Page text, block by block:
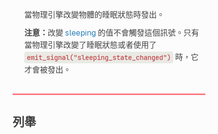
當物理引擎改變物體的睡眠狀態時發出。
注意： 改變 sleeping的值不會觸發這個訊號。只有
當物理引擎改變了睡眠狀態或者使用了
emit_signal("sleeping_state_changed")
時，它
才會被發出。
列舉